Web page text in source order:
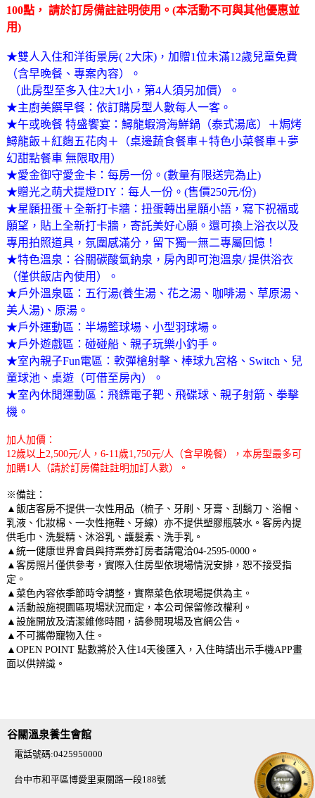
100點， 請於訂房備註註明使用。(本活動不可與其他優惠並
用)
★雙人入住和洋街景房( 2大床)，加贈1位未滿12歲兒童免費
（含早晚餐、專案內容）。
（此房型至多入住2大1小，第4人須另加價）。
★主廚美饌早餐：依訂購房型人數每人一客。
★午或晚餐 特盛饗宴：鱘龍蝦滑海鮮鍋（泰式湯底）＋焗烤
鱘龍飯＋紅麴五花肉＋（桌邊蔬食餐車＋特色小菜餐車＋夢
幻甜點餐車 無限取用）
★愛金御守愛金卡：每房一份。(數量有限送完為止)
★贈光之萌犬提燈DIY：每人一份。(售價250元/份)
★星願扭蛋＋全新打卡牆：扭蛋轉出星願小語，寫下祝福或
願望，貼上全新打卡牆，寄託美好心願。還可換上浴衣以及
專用拍照道具，氛圍感滿分，留下獨一無二專屬回憶！
★特色溫泉：谷關碳酸氫鈉泉，房內即可泡溫泉/ 提供浴衣
（僅供飯店內使用）。
★戶外溫泉區：五行湯(養生湯、花之湯、咖啡湯、草原湯、
美人湯)、原湯。
★戶外運動區：半場籃球場、小型羽球場。
★戶外遊戲區：碰碰船、親子玩樂小釣手。
★室內親子Fun電區：軟彈槍射擊、棒球九宮格、Switch、兒
童球池、桌遊（可借至房內）。
★室內休閒運動區：飛鏢電子靶、飛碟球、親子射箭、拳擊
機。
加人加價：
12歲以上2,500元/人，6-11歲1,750元/人（含早晚餐），本房型最多可
加購1人（請於訂房備註註明加訂人數）。
※備註：
▲飯店客房不提供一次性用品（梳子、牙刷、牙膏、刮鬍刀、浴帽、
乳液、化妝棉、一次性拖鞋、牙線）亦不提供塑膠瓶裝水。客房內提
供毛巾、洗髮精、沐浴乳、護髮素、洗手乳。
▲統一健康世界會員與持票券訂房者請電洽04-2595-0000。
▲客房照片僅供參考，實際入住房型依現場情況安排，恕不接受指
定。
▲菜色內容依季節時令調整，實際菜色依現場提供為主。
▲活動設施視園區現場狀況而定，本公司保留修改權利。
▲設施開放及清潔維修時間，請參閱現場及官網公告。
▲不可攜帶寵物入住。
▲OPEN POINT 點數將於入住14天後匯入，入住時請出示手機APP畫
面以供辨識。
谷關溫泉養生會館
電話號碼:0425950000
台中市和平區博愛里東關路一段188號